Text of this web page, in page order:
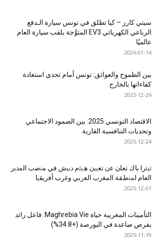
سيتي كارز – كيا تطلق في تونس سيارة الـدفع
الرباعي الكهربائي EV3 المتوَّجة بلقب سيارة العام
عالميًا
2026-01-14
بين الطموح والعوائق: تونس أمام تحدي استعادة
كفاءاتها بالخارج
2025-12-26
الاقتصاد التونسي 2025: بين الصمود الاجتماعي
وتحديات التنافسية القارية
2025-12-24
ﺗﯾﺗرا ﺑﺎك ﺗﻌﻠن ﻋن ﺗﻌﯾﯾن ھﯾﺛم دﺑﯾش ﻓﻲ ﻣﻧﺻب اﻟﻣدﯾر
اﻟﻌﺎم ﻟﻣﻧطﻘﺔ اﻟﻣﻐرب اﻟﻌرﺑﻲ وﻏرب أﻓرﯾﻘﯾﺎ
2025-12-01
التأمينات المغربية حياة Maghrebia Vie: فاعل رائد
بفرص صاعدة في البورصة (+34.8%)
2025-11-19